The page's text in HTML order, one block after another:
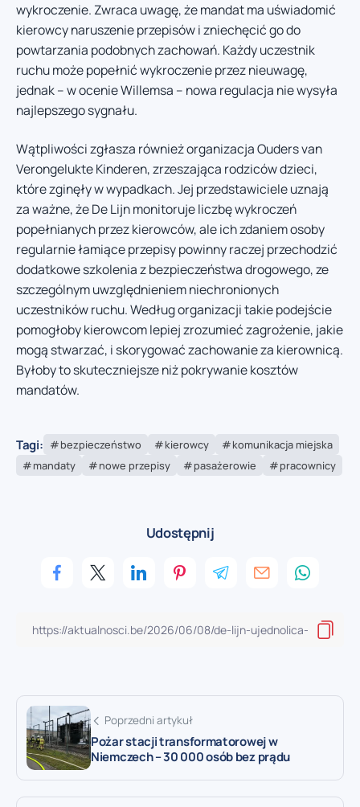
wykroczenie. Zwraca uwagę, że mandat ma uświadomić
kierowcy naruszenie przepisów i zniechęcić go do
powtarzania podobnych zachowań. Każdy uczestnik
ruchu może popełnić wykroczenie przez nieuwagę,
jednak – w ocenie Willemsa – nowa regulacja nie wysyła
najlepszego sygnału.
Wątpliwości zgłasza również organizacja Ouders van
Verongelukte Kinderen, zrzeszająca rodziców dzieci,
które zginęły w wypadkach. Jej przedstawiciele uznają
za ważne, że De Lijn monitoruje liczbę wykroczeń
popełnianych przez kierowców, ale ich zdaniem osoby
regularnie łamiące przepisy powinny raczej przechodzić
dodatkowe szkolenia z bezpieczeństwa drogowego, ze
szczególnym uwzględnieniem niechronionych
uczestników ruchu. Według organizacji takie podejście
pomogłoby kierowcom lepiej zrozumieć zagrożenie, jakie
mogą stwarzać, i skorygować zachowanie za kierownicą.
Byłoby to skuteczniejsze niż pokrywanie kosztów
mandatów.
Tagi: bezpieczeństwo kierowcy
komunikacja miejska
mandaty
nowe przepisy pasażerowie pracownicy
Udostępnij
Poprzedni artykuł
Pożar stacji transformatorowej w
Niemczech – 30 000 osób bez prądu